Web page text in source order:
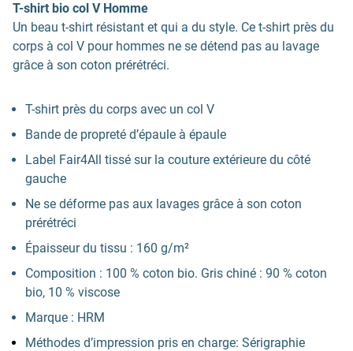
T-shirt bio col V Homme
Un beau t-shirt résistant et qui a du style. Ce t-shirt près du
corps à col V pour hommes ne se détend pas au lavage
grâce à son coton prérétréci.
T-shirt près du corps avec un col V
Bande de propreté d’épaule à épaule
Label Fair4All tissé sur la couture extérieure du côté
gauche
Ne se déforme pas aux lavages grâce à son coton
prérétréci
Épaisseur du tissu : 160 g/m²
Composition : 100 % coton bio. Gris chiné : 90 % coton
bio, 10 % viscose
Marque : HRM
Méthodes d’impression pris en charge: Sérigraphie